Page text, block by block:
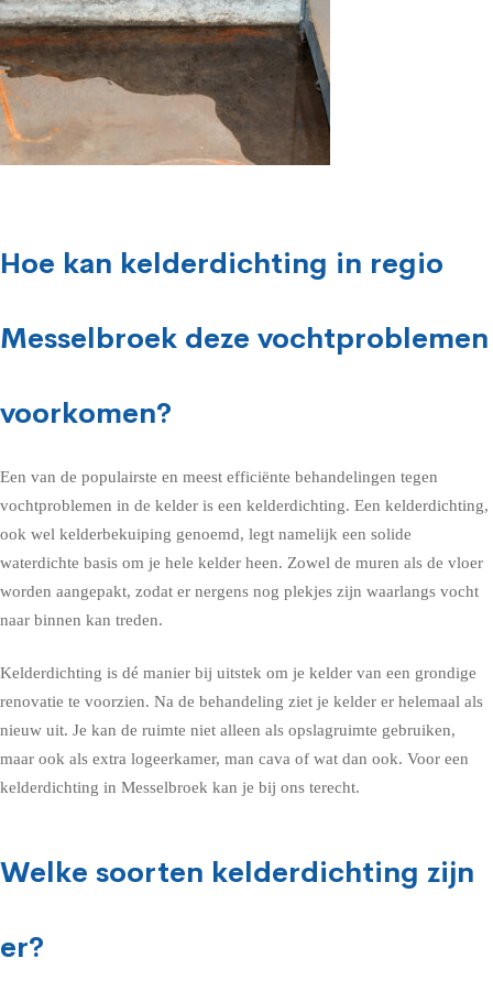
Hoe kan kelderdichting in regio
Messelbroek deze vochtproblemen
voorkomen?
Een van de populairste en meest efficiënte behandelingen tegen
vochtproblemen in de kelder is een kelderdichting. Een kelderdichting,
ook wel kelderbekuiping genoemd, legt namelijk een solide
waterdichte basis om je hele kelder heen. Zowel de muren als de vloer
worden aangepakt, zodat er nergens nog plekjes zijn waarlangs vocht
naar binnen kan treden.
Kelderdichting is dé manier bij uitstek om je kelder van een grondige
renovatie te voorzien. Na de behandeling ziet je kelder er helemaal als
nieuw uit. Je kan de ruimte niet alleen als opslagruimte gebruiken,
maar ook als extra logeerkamer, man cava of wat dan ook. Voor een
kelderdichting in Messelbroek kan je bij ons terecht.
Welke soorten kelderdichting zijn
er?